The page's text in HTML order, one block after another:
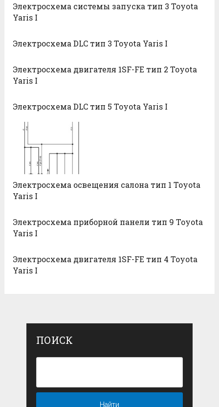
Электросхема системы запуска тип 3 Toyota
Yaris I
Электросхема DLC тип 3 Toyota Yaris I
Электросхема двигателя 1SF-FE тип 2 Toyota
Yaris I
Электросхема DLC тип 5 Toyota Yaris I
Электросхема освещения салона тип 1 Toyota
Yaris I
Электросхема приборной панели тип 9 Toyota
Yaris I
Электросхема двигателя 1SF-FE тип 4 Toyota
Yaris I
ПОИСК